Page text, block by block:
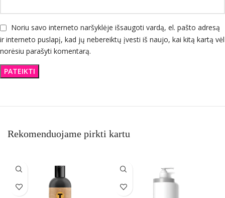
Noriu savo interneto naršyklėje išsaugoti vardą, el. pašto adresą
ir interneto puslapį, kad jų nebereiktų įvesti iš naujo, kai kitą kartą vėl
norėsiu parašyti komentarą.
Rekomenduojame pirkti kartu